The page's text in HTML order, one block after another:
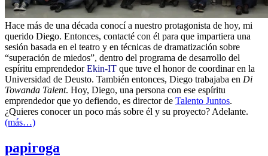
Hace más de una década conocí a nuestro protagonista de hoy, mi
querido Diego. Entonces, contacté con él para que impartiera una
sesión basada en el teatro y en técnicas de dramatización sobre
“superación de miedos”, dentro del programa de desarrollo del
espíritu emprendedorEkin-IT que tuve el honor de coordinar en la
Universidad de Deusto. También entonces, Diego trabajaba en Di
Towanda Talent. Hoy, Diego, una persona con ese espíritu
emprendedor que yo defiendo, es director de Talento Juntos.
¿Quieres conocer un poco más sobre él y su proyecto? Adelante.
(más…)
papiroga